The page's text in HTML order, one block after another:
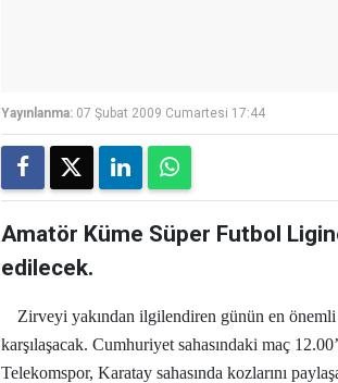
Yayınlanma: 07 Şubat 2009 Cumartesi 17:44
Amatör Küme Süper Futbol
edilecek.
Zirveyi yakından ilgilendiren günün en
karşılaşacak. Cumhuriyet sahasındaki maç
Telekomspor, Karatay sahasında kozlarını